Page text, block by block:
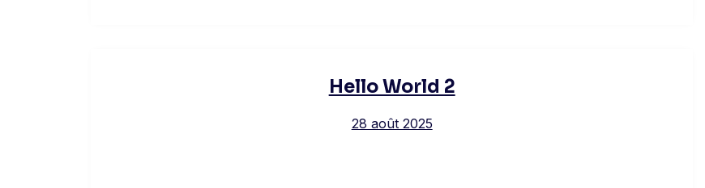
Hello World 2
28 août 2025